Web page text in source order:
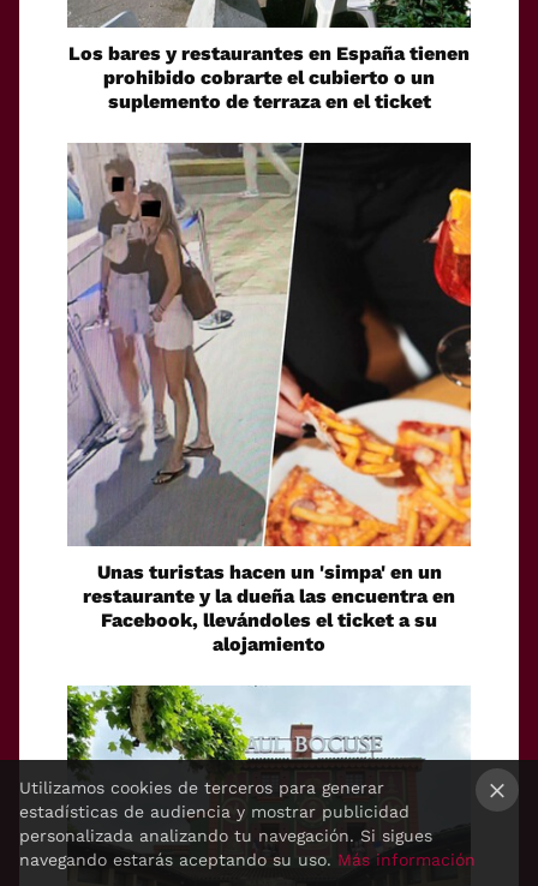
Los bares y restaurantes en España tienen
prohibido cobrarte el cubierto o un
suplemento de terraza en el ticket
Unas turistas hacen un 'simpa' en un
restaurante y la dueña las encuentra en
Facebook, llevándoles el ticket a su
alojamiento
Utilizamos cookies de terceros para generar
estadísticas de audiencia y mostrar publicidad
personalizada analizando tu navegación. Si sigues
navegando estarás aceptando su uso. Más información